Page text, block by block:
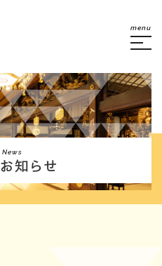
menu
News
お知らせ